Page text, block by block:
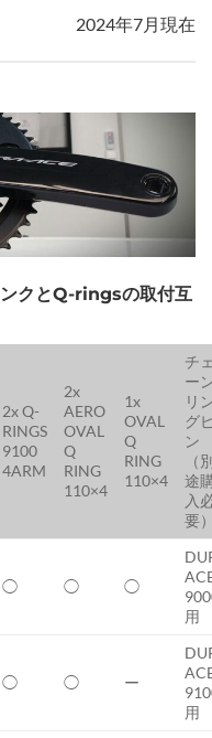
2024年7月現在
クとQ-ringsの取付互
2x Q-
RINGS
9100
4ARM
2x
AERO
OVAL
Q
RING
110×4
1x
OVAL
Q
RING
110×4
チ
ー
リ
グ
ン
（
途
入
要
◯ ◯ ◯
用
◯ ◯ ー
用